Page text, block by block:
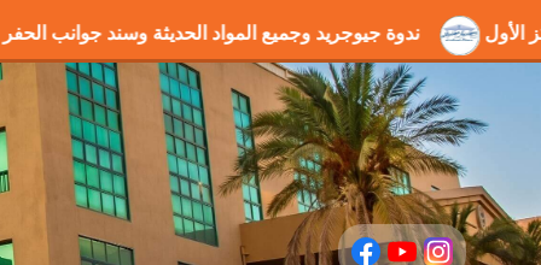
بالمركز الأول ندوة جيوجريد وجميع المواد الحديثة